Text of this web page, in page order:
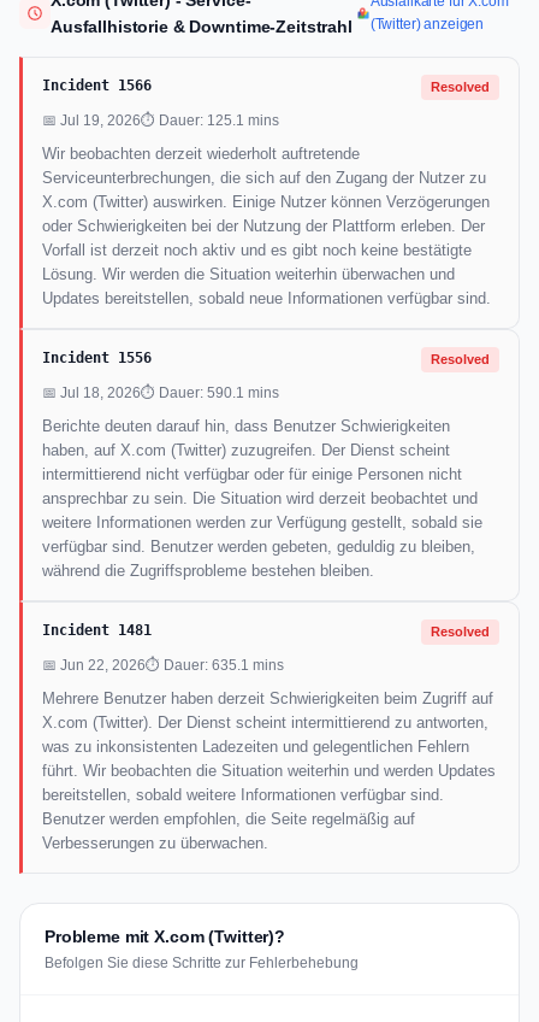
Ausfallhistorie & Downtime-Zeitstrahl
(Twitter) anzeigen
Incident 1566 Resolved
📅 Jul 19, 2026⏱ Dauer: 125.1 mins
Wir beobachten derzeit wiederholt auftretende
Serviceunterbrechungen, die sich auf den Zugang der Nutzer zu
X.com (Twitter) auswirken. Einige Nutzer können Verzögerungen
oder Schwierigkeiten bei der Nutzung der Plattform erleben. Der
Vorfall ist derzeit noch aktiv und es gibt noch keine bestätigte
Lösung. Wir werden die Situation weiterhin überwachen und
Updates bereitstellen, sobald neue Informationen verfügbar sind.
Incident 1556 Resolved
📅 Jul 18, 2026⏱ Dauer: 590.1 mins
Berichte deuten darauf hin, dass Benutzer Schwierigkeiten
haben, auf X.com (Twitter) zuzugreifen. Der Dienst scheint
intermittierend nicht verfügbar oder für einige Personen nicht
ansprechbar zu sein. Die Situation wird derzeit beobachtet und
weitere Informationen werden zur Verfügung gestellt, sobald sie
verfügbar sind. Benutzer werden gebeten, geduldig zu bleiben,
während die Zugriffsprobleme bestehen bleiben.
Incident 1481 Resolved
📅 Jun 22, 2026⏱ Dauer: 635.1 mins
Mehrere Benutzer haben derzeit Schwierigkeiten beim Zugriff auf
X.com (Twitter). Der Dienst scheint intermittierend zu antworten,
was zu inkonsistenten Ladezeiten und gelegentlichen Fehlern
führt. Wir beobachten die Situation weiterhin und werden Updates
bereitstellen, sobald weitere Informationen verfügbar sind.
Benutzer werden empfohlen, die Seite regelmäßig auf
Verbesserungen zu überwachen.
Probleme mit X.com (Twitter)?
Befolgen Sie diese Schritte zur Fehlerbehebung